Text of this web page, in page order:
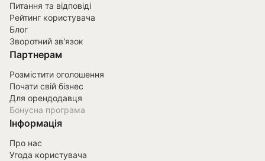
Питання та відповіді
Рейтинг користувача
Блог
Зворотний зв'язок
Партнерам
Розмістити оголошення
Почати свій бізнес
Для орендодавця
Бонусна програма
Інформація
Про нас
Угода користувача